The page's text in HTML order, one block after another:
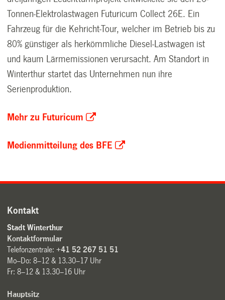
Tonnen-Elektrolastwagen Futuricum Collect 26E. Ein
Fahrzeug für die Kehricht-Tour, welcher im Betrieb bis zu
80% günstiger als herkömmliche Diesel-Lastwagen ist
und kaum Lärmemissionen verursacht. Am Standort in
Winterthur startet das Unternehmen nun ihre
Serienproduktion.
Mehr zu Futuricum
Medienmitteilung des BFE
Kontakt
Stadt Winterthur
Kontaktformular
Telefonzentrale:+41 52 267 51 51
Mo–Do: 8–12 & 13.30–17 Uhr
Fr: 8–12 & 13.30–16 Uhr
Hauptsitz